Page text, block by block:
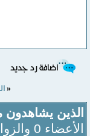
«
الذين يشاهدون
الأعضاء 0 والزوار 1)